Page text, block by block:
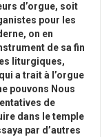
d’orgue, soit
pour les
on en
de sa fin
liturgiques,
a trait à l’orgue
pouvons Nous
de
dans le temple
par d’autres